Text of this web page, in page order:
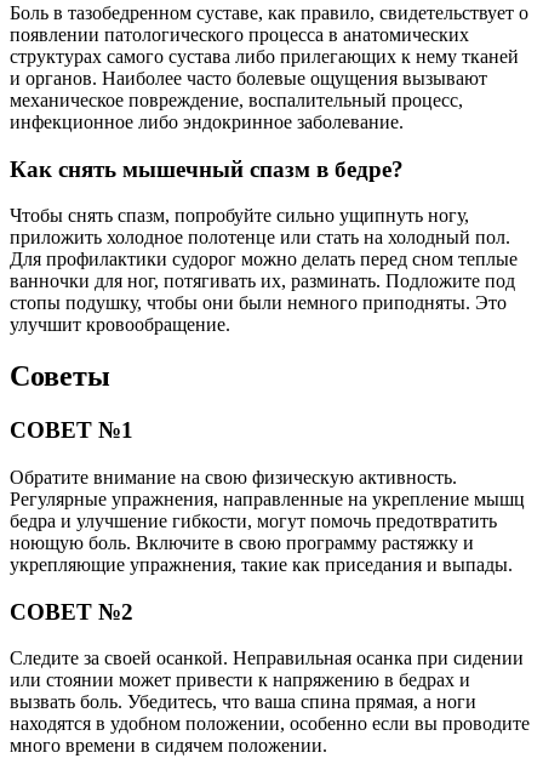
Боль в тазобедренном суставе, как правило, свидетельствует о
появлении патологического процесса в анатомических
структурах самого сустава либо прилегающих к нему тканей
и органов. Наиболее часто болевые ощущения вызывают
механическое повреждение, воспалительный процесс,
инфекционное либо эндокринное заболевание.
Как снять мышечный спазм в бедре?
Чтобы снять спазм, попробуйте сильно ущипнуть ногу,
приложить холодное полотенце или стать на холодный пол.
Для профилактики судорог можно делать перед сном теплые
ванночки для ног, потягивать их, разминать. Подложите под
стопы подушку, чтобы они были немного приподняты. Это
улучшит кровообращение.
Советы
СОВЕТ №1
Обратите внимание на свою физическую активность.
Регулярные упражнения, направленные на укрепление мышц
бедра и улучшение гибкости, могут помочь предотвратить
ноющую боль. Включите в свою программу растяжку и
укрепляющие упражнения, такие как приседания и выпады.
СОВЕТ №2
Следите за своей осанкой. Неправильная осанка при сидении
или стоянии может привести к напряжению в бедрах и
вызвать боль. Убедитесь, что ваша спина прямая, а ноги
находятся в удобном положении, особенно если вы проводите
много времени в сидячем положении.